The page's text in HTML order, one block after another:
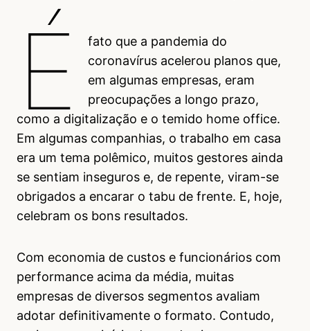
É
fato que a pandemia do
coronavírus acelerou planos que,
em algumas empresas, eram
preocupações a longo prazo,
como a digitalização e o temido home office.
Em algumas companhias, o trabalho em casa
era um tema polêmico, muitos gestores ainda
se sentiam inseguros e, de repente, viram-se
obrigados a encarar o tabu de frente. E, hoje,
celebram os bons resultados.
Com economia de custos e funcionários com
performance acima da média, muitas
empresas de diversos segmentos avaliam
adotar definitivamente o formato. Contudo,